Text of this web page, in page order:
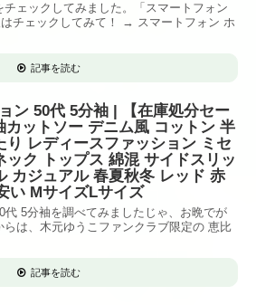
ェックしてみました。「スマートフォン
チェックしてみて！ → スマートフォン ホ
記事を読む
ン 50代 5分袖 | 【在庫処分セー
カットソー デニム風 コットン 半
り レディースファッション ミセ
ック トップス 綿混 サイドスリッ
カジュアル 春夏秋冬 レッド 赤
い MサイズLサイズ
代 5分袖を調べてみましたじゃ、お晩でが
は、木元ゆうこファンクラブ限定の 恵比
記事を読む